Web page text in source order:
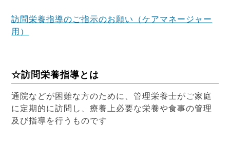
訪問栄養指導のご指示のお願い（ケアマネージャー
用）
☆訪問栄養指導とは
通院などが困難な方のために、管理栄養士がご家庭
に定期的に訪問し、療養上必要な栄養や食事の管理
及び指導を行うものです